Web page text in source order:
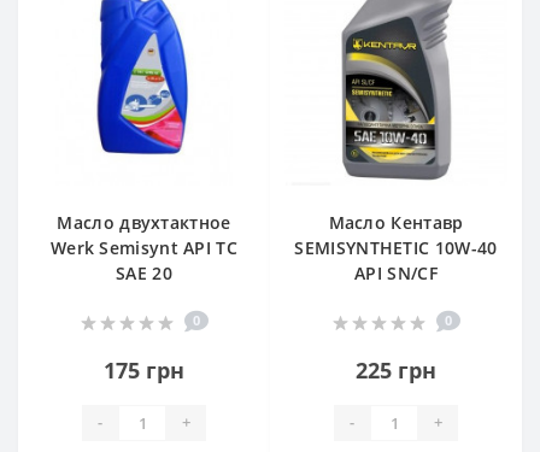
Масло двухтактное
Werk Semisynt API TC
SAE 20
0
175 грн
- +
Масло Кентавр
SEMISYNTHETIC 10W-40
API SN/CF
0
225 грн
- +